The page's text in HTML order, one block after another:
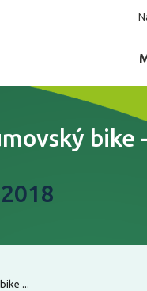
bike
...